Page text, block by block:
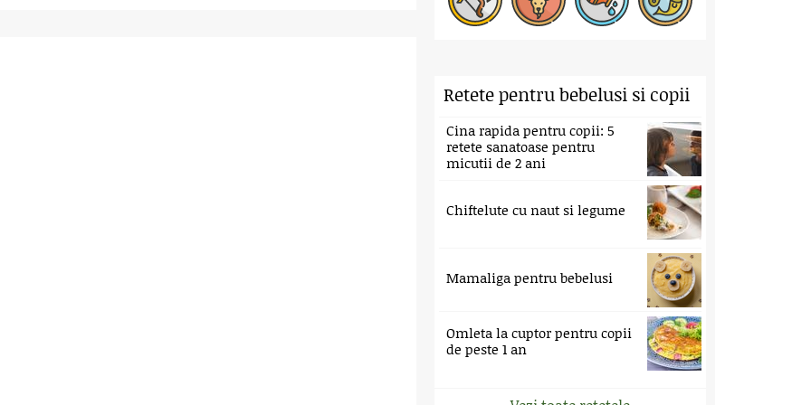
Retete pentru bebelusi si copii
Cina rapida pentru copii: 5
retete sanatoase pentru
micutii de 2 ani
Chiftelute cu naut si legume
Mamaliga pentru bebelusi
Omleta la cuptor pentru copii
de peste 1 an